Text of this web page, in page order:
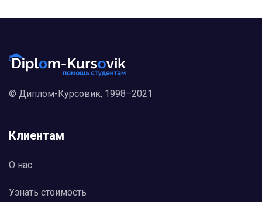
© Диплом-Курсовик, 1998–2021
Клиентам
О нас
Узнать стоимость